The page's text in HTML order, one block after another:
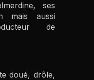
ses
mais aussi
de
doué, drôle,